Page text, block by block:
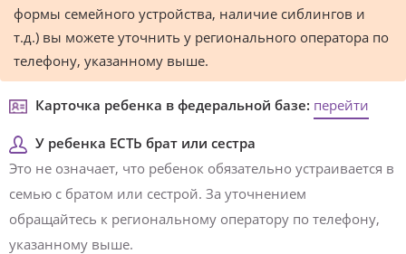
формы семейного устройства, наличие сиблингов и
т.д.) вы можете уточнить у регионального оператора по
телефону, указанному выше.
Карточка ребенка в федеральной базе: перейти
У ребенка ЕСТЬ брат или сестра
Это не означает, что ребенок обязательно устраивается в
семью с братом или сестрой. За уточнением
обращайтесь к региональному оператору по телефону,
указанному выше.